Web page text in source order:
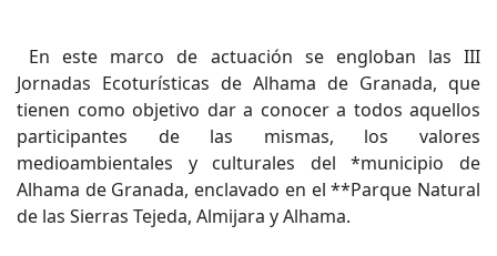
En este marco de actuación se engloban las III
Jornadas Ecoturísticas de Alhama de Granada, que
tienen como objetivo dar a conocer a todos aquellos
participantes de las mismas, los valores
medioambientales y culturales del *municipio de
Alhama de Granada, enclavado en el **Parque Natural
de las Sierras Tejeda, Almijara y Alhama.